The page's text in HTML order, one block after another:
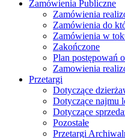
Zamówienia Publiczne
Zamówienia
Zamówienia do
Zamówienia w
Zakończone
Plan postępowań
Zamowienia
Przetargi
Dotyczące
Dotyczące najmu
Dotyczące
Pozostałe
Przetargi